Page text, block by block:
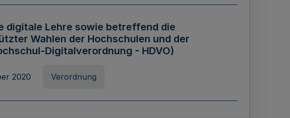
digitale Lehre sowie betreffend die
Wahlen der Hochschulen und der
Digitalverordnung - HDVO)
2020 Verordnung